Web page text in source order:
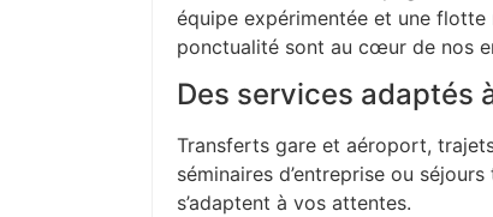
équipe expérimentée et une
ponctualité sont au cœur de nos
Des services adaptés
Transferts gare et aéroport,
séminaires d’entreprise ou
s’adaptent à vos attentes.